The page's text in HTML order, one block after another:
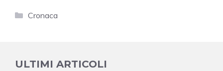
Categorie
Cronaca
ULTIMI ARTICOLI